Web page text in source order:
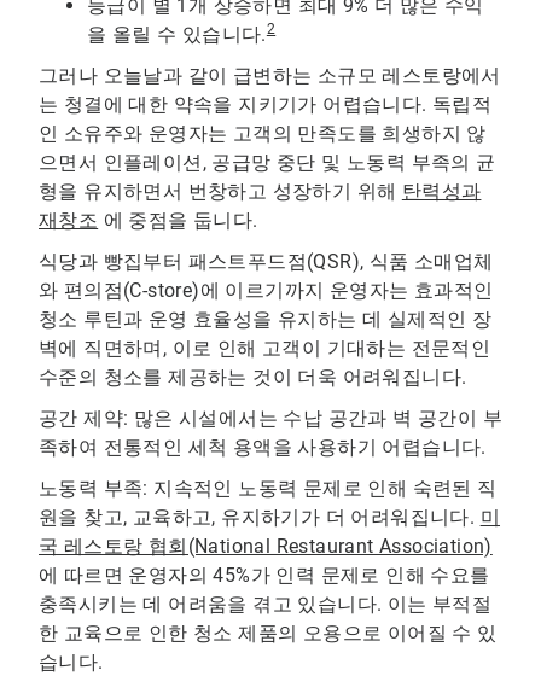
등급이 별 1개 상승하면 최대 9% 더 많은 수익
을 올릴 수 있습니다.2
그러나 오늘날과 같이 급변하는 소규모 레스토랑에서
는 청결에 대한 약속을 지키기가 어렵습니다. 독립적
인 소유주와 운영자는 고객의 만족도를 희생하지 않
으면서 인플레이션, 공급망 중단 및 노동력 부족의 균
형을 유지하면서 번창하고 성장하기 위해 탄력성과
재창조 에 중점을 둡니다.
식당과 빵집부터 패스트푸드점(QSR), 식품 소매업체
와 편의점(C-store)에 이르기까지 운영자는 효과적인
청소 루틴과 운영 효율성을 유지하는 데 실제적인 장
벽에 직면하며, 이로 인해 고객이 기대하는 전문적인
수준의 청소를 제공하는 것이 더욱 어려워집니다.
공간 제약: 많은 시설에서는 수납 공간과 벽 공간이 부
족하여 전통적인 세척 용액을 사용하기 어렵습니다.
노동력 부족: 지속적인 노동력 문제로 인해 숙련된 직
원을 찾고, 교육하고, 유지하기가 더 어려워집니다. 미
국 레스토랑 협회(National Restaurant Association)
에 따르면 운영자의 45%가 인력 문제로 인해 수요를
충족시키는 데 어려움을 겪고 있습니다. 이는 부적절
한 교육으로 인한 청소 제품의 오용으로 이어질 수 있
습니다.